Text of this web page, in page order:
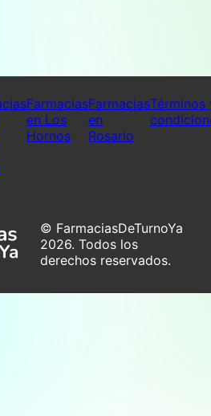
Farmacias
en Los
Hornos
Farmacias
en
Rosario
Términos
© FarmaciasDeTurnoYa
2026. Todos los
derechos reservados.